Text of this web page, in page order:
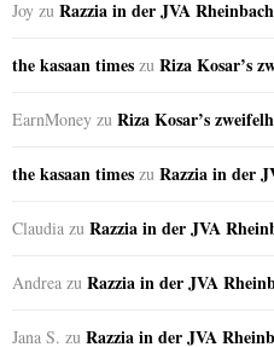
Joy zu Razzia in der JVA Rheinbach
the kasaan times zu Riza Kosar’s
EarnMoney zu Riza Kosar’s
the kasaan times zu Razzia in der
Claudia zu Razzia in der JVA
Andrea zu Razzia in der JVA
Jana S. zu Razzia in der JVA